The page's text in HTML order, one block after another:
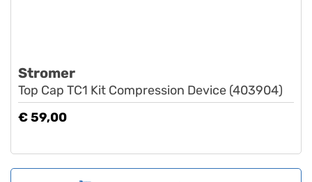
Stromer
Top Cap TC1 Kit Compression Device (403904)
€ 59,00